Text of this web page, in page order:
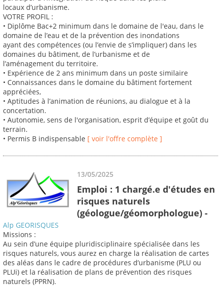
locaux d’urbanisme.
VOTRE PROFIL :
• Diplôme Bac+2 minimum dans le domaine de l'eau, dans le
domaine de l’eau et de la prévention des inondations
ayant des compétences (ou l’envie de s’impliquer) dans les
domaines du bâtiment, de l’urbanisme et de
l’aménagement du territoire.
• Expérience de 2 ans minimum dans un poste similaire
• Connaissances dans le domaine du bâtiment fortement
appréciées,
• Aptitudes à l’animation de réunions, au dialogue et à la
concertation.
• Autonomie, sens de l'organisation, esprit d’équipe et goût du
terrain.
• Permis B indispensable [ voir l'offre complète ]
13/05/2025
Emploi : 1 chargé.e d'études en
risques naturels
(géologue/géomorphologue) -
Alp GEORISQUES
Missions :
Au sein d’une équipe pluridisciplinaire spécialisée dans les
risques naturels, vous aurez en charge la réalisation de cartes
des aléas dans le cadre de procédures d’urbanisme (PLU ou
PLUi) et la réalisation de plans de prévention des risques
naturels (PPRN).